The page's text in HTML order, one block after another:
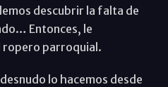
descubrir la falta de
Entonces, le
ropero parroquial.
lo hacemos desde